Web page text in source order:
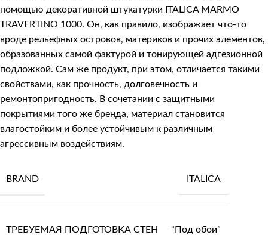
помощью декоративной штукатурки ITALICA MARMO
TRAVERTINO 1000. Он, как правило, изображает что-то
вроде рельефных островов, материков и прочих элементов,
образованных самой фактурой и тонирующей адгезионной
подложкой. Сам же продукт, при этом, отличается такими
свойствами, как прочность, долговечность и
ремонтопригодность. В сочетании с защитными
покрытиями того же бренда, материал становится
влагостойким и более устойчивым к различным
агрессивным воздействиям.
BRAND ITALICA
ТРЕБУЕМАЯ ПОДГОТОВКА СТЕН “Под обои”